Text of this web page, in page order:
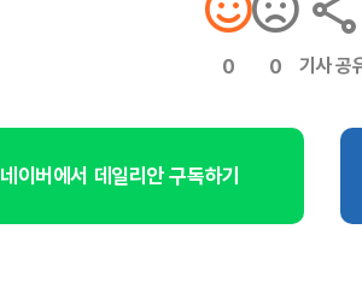
0 0 기사 공
네이버에서 데일리안 구독하기